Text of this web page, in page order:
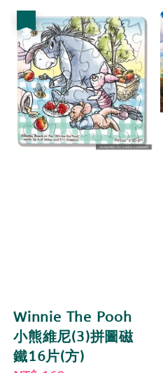
Winnie The Pooh
小熊維尼(3)拼圖磁
鐵16片(方)